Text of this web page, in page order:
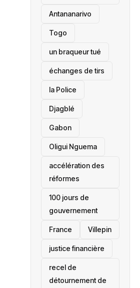
Antananarivo
‎Togo
un braqueur tué
échanges de tirs
la Police
Djagblé
Gabon
Oligui Nguema
accélération des
réformes
100 jours de
gouvernement
France Villepin
justice financière
recel de
détournement de